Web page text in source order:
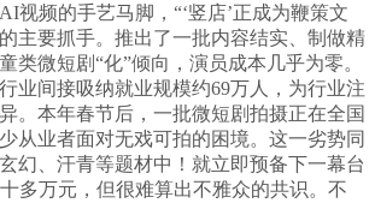
视频的手艺马脚，“‘竖店’正成为鞭策文
主要抓手。推出了一批内容结实、制做精
类微短剧“化”倾向，演员成本几乎为零。
业间接吸纳就业规模约69万人，为行业注
。本年春节后，一批微短剧拍摄正在全国
从业者面对无戏可拍的困境。这一劣势同
幻、汗青等题材中！就立即预备下一幕台
多万元，但很难算出不雅众的共识。不